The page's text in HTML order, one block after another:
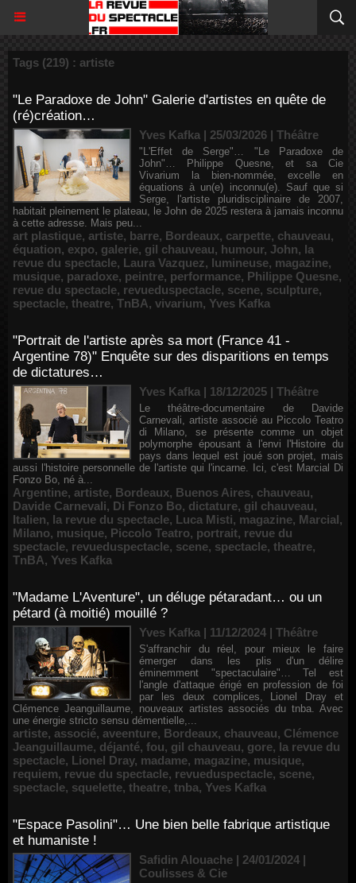
Tags (219) : artiste
"Le Paradoxe de John" Galerie d'artistes en quête de
(ré)création…
Yves Kafka | 25/03/2026 | Théâtre
"L'Effet de Serge"… "Le Paradoxe de
John"… Philippe Quesne, et sa Cie
Vivarium la bien-nommée, excelle en
équations à un(e) inconnu(e). Sauf que si
Serge, l'artiste pluridisciplinaire de 2007,
habitait pleinement le plateau, le John de 2025 restera à jamais inconnu
à cette adresse. Mais peu...
art plastique, artiste, barre, Bordeaux, carpette, chauveau,
équation, expo, galerie, gil chauveau, humour, John, la
revue du spectacle, Laura Vazquez, lumineuse, magazine,
musique, paradoxe, peintre, performance, Philippe Quesne,
revue du spectacle, revueduspectacle, scene, sculpture,
spectacle, theatre, TnBA, vivarium, Yves Kafka
"Portrait de l'artiste après sa mort (France 41 -
Argentine 78)" Enquête sur des disparitions en temps
de dictatures…
Yves Kafka | 18/12/2025 | Théâtre
Le théâtre-documentaire de Davide
Carnevali, artiste associé au Piccolo Teatro
di Milano, se présente comme un objet
polymorphe épousant à l'envi l'Histoire du
pays dans lequel est joué son projet, mais
aussi l'histoire personnelle de l'artiste qui l'incarne. Ici, c'est Marcial Di
Fonzo Bo, né à...
Argentine, artiste, Bordeaux, Buenos Aires, chauveau,
Davide Carnevali, Di Fonzo Bo, dictature, gil chauveau,
Italien, la revue du spectacle, Luca Misti, magazine, Marcial,
Milano, musique, Piccolo Teatro, portrait, revue du
spectacle, revueduspectacle, scene, spectacle, theatre,
TnBA, Yves Kafka
"Madame L'Aventure", un déluge pétaradant… ou un
pétard (à moitié) mouillé ?
Yves Kafka | 11/12/2024 | Théâtre
S'affranchir du réel, pour mieux le faire
émerger dans les plis d'un délire
éminemment "spectaculaire"… Tel est
l'angle d'attaque érigé en profession de foi
par les deux complices, Lionel Dray et
Clémence Jeanguillaume, nouveaux artistes associés du tnba. Avec
une énergie stricto sensu démentielle,...
artiste, associé, aveenture, Bordeaux, chauveau, Clémence
Jeanguillaume, déjanté, fou, gil chauveau, gore, la revue du
spectacle, Lionel Dray, madame, magazine, musique,
requiem, revue du spectacle, revueduspectacle, scene,
spectacle, squelette, theatre, tnba, Yves Kafka
"Espace Pasolini"… Une bien belle fabrique artistique
et humaniste !
Safidin Alouache | 24/01/2024 |
Coulisses & Cie